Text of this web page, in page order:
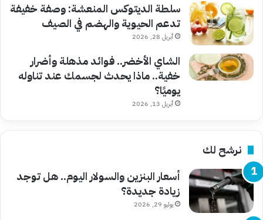
سلطة الديتوكس المنعشة: وصفة خفيفة
تدعم الحيوية والهضم في الصيف
أبريل 28, 2026
الشاي الأخضر.. فوائد مذهلة وأضرار
خفية.. ماذا يحدث لجسمك عند تناوله
يوميًا؟
أبريل 13, 2026
نرشح لك
أسعار البنزين والسولار اليوم.. هل توجد
زيادة جديدة؟
يوليو 29, 2026